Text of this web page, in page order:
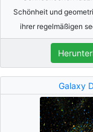
Schönheit und
ihrer regelmäßigen
Galaxy